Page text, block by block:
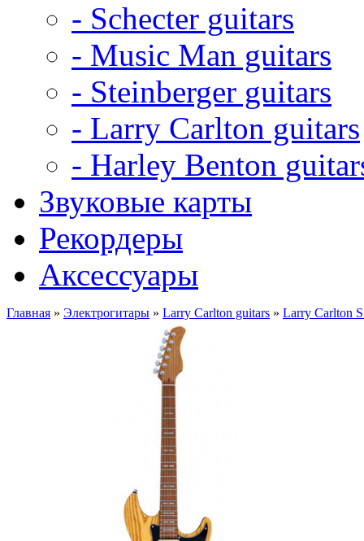
- Schecter guitars
- Music Man guitars
- Steinberger guitars
- Larry Carlton guitars
- Harley Benton
Звуковые карты
Рекордеры
Аксессуары
Главная » Электрогитары » Larry Carlton guitars » Larry Carlton